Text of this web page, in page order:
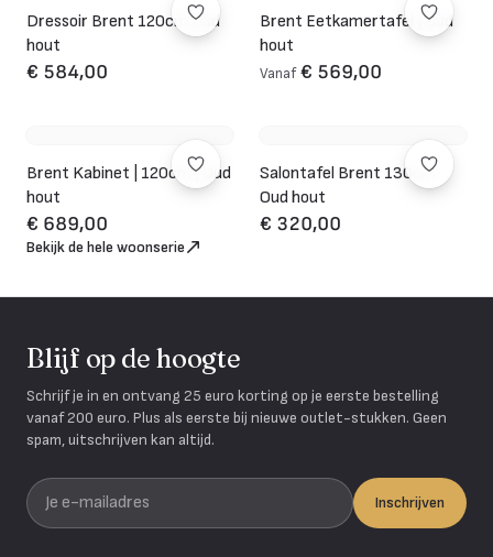
Dressoir Brent 120cm Oud
hout
€ 584,00
Brent Eetkamertafel | Oud
hout
Vanaf € 569,00
Brent Kabinet | 120cm | Oud
hout
€ 689,00
Salontafel Brent 130cm
Oud hout
€ 320,00
Bekijk de hele woonserie
Blijf op de hoogte
Schrijf je in en ontvang 25 euro korting op je eerste bestelling
vanaf 200 euro. Plus als eerste bij nieuwe outlet-stukken. Geen
spam, uitschrijven kan altijd.
Je e-mailadres
Inschrijven